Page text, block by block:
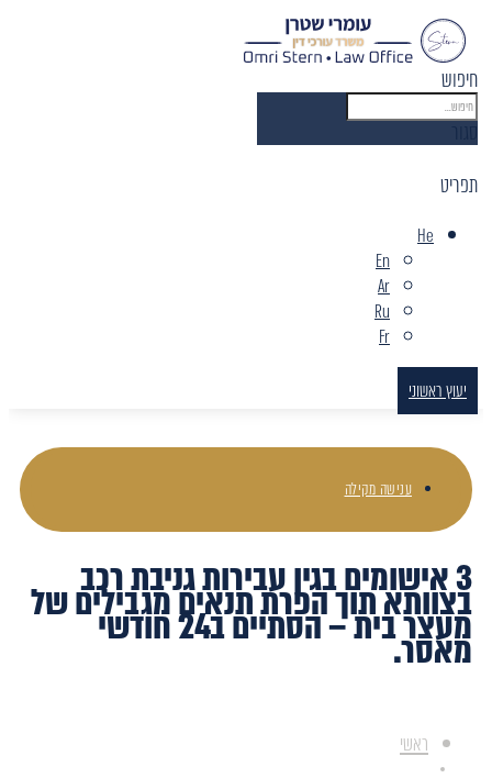
חיפוש
תפריט
He
En
Ar
Ru
Fr
יעוץ ראשוני
ענישה מקילה
3 אישומים בגין עבירות גניבת רכב
בצוותא תוך הפרת תנאים מגבילים של
מעצר בית – הסתיים ב24 חודשי מאסר.
ראשי